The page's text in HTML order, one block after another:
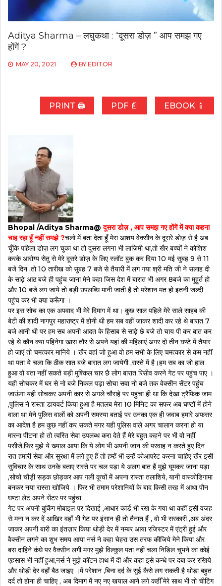
Aditya Sharma – लघुकथा : “दूसरा डोज़ ” आप समझ गए
होंगें ?
MAY 20, 2021 BY EDITOR
PRINT 🖨 PDF 📄 EBOOK 📱
Bhopal /Aditya Sharma@ दूसरा डोज़ , आप समझ गए होंगें में क्या कहना
चाह रहा हूँ नहीं समझे ?चलो में बता देता हूँ मेरा आशय वेक्सीन के दूसरे डोज़ से है अब
चूँकि पहिला डोज़ लग चुका था तो दूसरा लगना भी लाज़िमी था,तो खैर बच्चों ने कोशिश
करके आरोग्य सेतु से मेरे दूसरे डोज़ के लिए स्लॉट बुक कर दिया 10 मई सुबह 9 से 11
बजे दिन ,तो 10 तारीख को सुबह 7 बजे से तैयारी में लग गया श्री मति जी ने सलाह दी
के साढ़े आठ बजे ही पहुंच जाना मेने कहा जिस देश में बारात भी अगर 8बजे का मुहूर्त हो
और 10 बजे लग जाये तो बड़ी उपलब्धि मानी जाती है तो परेशान मत हो इतनी जल्दी
पहुंच कर भी क्या करूँगा ।
पर इस सोच का एक अपवाद भी मेरे दिमाग में था। कुछ साल पहिले मेरे साले साहब की
बेटी की शादी नागपुर महाराष्ट्र में होनी थी हम सब वहीं जाकर शादी कर रहे थे बारात 7
बजे आनी थी पर हम सब अपनी आदत के हिसाब से साढ़े छे बजे तो चाय पी कर बात कर
रहे थे कौन क्या पहिनेगा खास तौर से अपने यहां की महिलाएं अगर दो तीन घण्टे में तैयार
हो जाएं तो चमत्कार मानिये । खैर वहां जो हुआ वो हम सभी के लिए चमत्कार से कम नहीं
था पता ये चला कि ठीक सात बजे बारात लग जायेगी ,रास्ते में है।हम सब का जो हाल
हुआ वो बता नहीं सकते बड़ी मुश्किल चार छै लोग बारात रिसीव करने गेट पर पहुंच पाए ।
यही सोचकर में घर से नो बजे निकल पड़ा सोचा सवा नो बजे तक वेक्सीन सेंटर पहुंच
जाऊंगा यही सोचकर अपनी कार से अगले चौराहे पर पहुंचा ही था कि देखा ट्रैफिक जाम
,पुलिस ने रास्ता डायवर्ट किया हुआ है मतलब मेरा 10 मिनिट का सफर अब घण्टों में होने
वाला था मेने पुलिस वालों को अपनी समस्या बताई पर उनका एक ही जवाब हमारे अफसर
का आदेश है हम कुछ नहीं कर सकते मगर यही पुलिस वाले अगर चालान करना हो या
मारना पीटना हो तो त्वरित सेवा उपलब्ध करा देते हैं मेरे बहुत कहने पर भी वो नहीं
पसीजे,फिर मुझे ये ख्याल आया कि ये लोग भी अपनी जान की परवाह न करते हुए दिन
रात हमारी सेवा और सुरक्षा में लगे हुए हैं तो हम्हें भी उन्हें कोआपरेट करना चाहिए खैर इसी
सुविचार के साथ उनके बताए रास्ते पर चल पड़ा ये अलग बात हैं मुझे घूमकर जाना पड़ा
,सोचो चौड़ी सड़क छोड़कर आप गली कूचों में अपना रास्ता तलाशिये, यानी वास्कोडिगामा
बनकर नया रास्ता खोजिये । फिर भी तमाम परेशानियों के बाद किसी तरह में आधा पौन
घण्टा लेट अपने सेंटर पर पहुंचा
गेट पर अपनी बुकिंग मोबाइल पर दिखाई ,आधार कार्ड भी रख के गया था कहीं इसी वजह
से मना न कर दें आखिर वहाँ भी गेट पर इंसान ही तो तैनात हैं , वो भी सरकारी ,अब अंदर
जाकर अपनी बारी का इंतज़ार किया थोड़ी देर में नम्बर आया रजिस्टर में एंट्री हुई और
वैक्सीन लगने का शुभ समय आया नर्स ने कहा चेहरा उस तरफ कीजिये मेने किया और
बस दाहिने कंधे पर वैक्सीन लगी मगर मुझे विल्कुल पता नहीं चला निडिल चुभने का कोई
एहसास भी नहीं हुआ,नर्स ने मुझे कॉटन हाथ में दी और कहा इसे कन्धे पर दबा कर रखिये
और थोड़ी देर वहाँ बैठ जाइए ।में परेशान ,बिना दर्द के सुई कैसे लग सकती है थोड़ा बहुत
दर्द तो होना ही चाहिए , अब दिमाग में नए नए खयाल आने लगे कहीँ मेरे साथ भी तो चीटिंग